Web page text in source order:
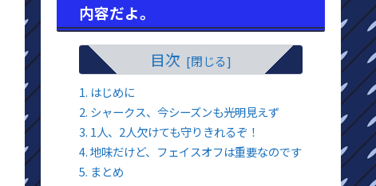
内容だよ。
目次
はじめに
シャークス、今シーズンも光明見えず
1人、2人欠けても守りきれるぞ！
地味だけど、フェイスオフは重要なのです
まとめ